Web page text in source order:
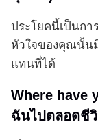
ประโยคนี้เป็นก
หัวใจของคุณนั้น
แทนที่ได้
Where have
ฉันไปตลอดชี